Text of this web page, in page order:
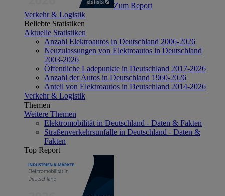
Zum Report
Verkehr & Logistik
Beliebte Statistiken
Aktuelle Statistiken
Anzahl Elektroautos in Deutschland 2006-2026
Neuzulassungen von Elektroautos in Deutschland
2003-2026
Öffentliche Ladepunkte in Deutschland 2017-2026
Anzahl der Autos in Deutschland 1960-2026
Anteil von Elektroautos in Deutschland 2014-2026
Verkehr & Logistik
Themen
Weitere Themen
Elektromobilität in Deutschland - Daten & Fakten
Straßenverkehrsunfälle in Deutschland - Daten &
Fakten
Top Report